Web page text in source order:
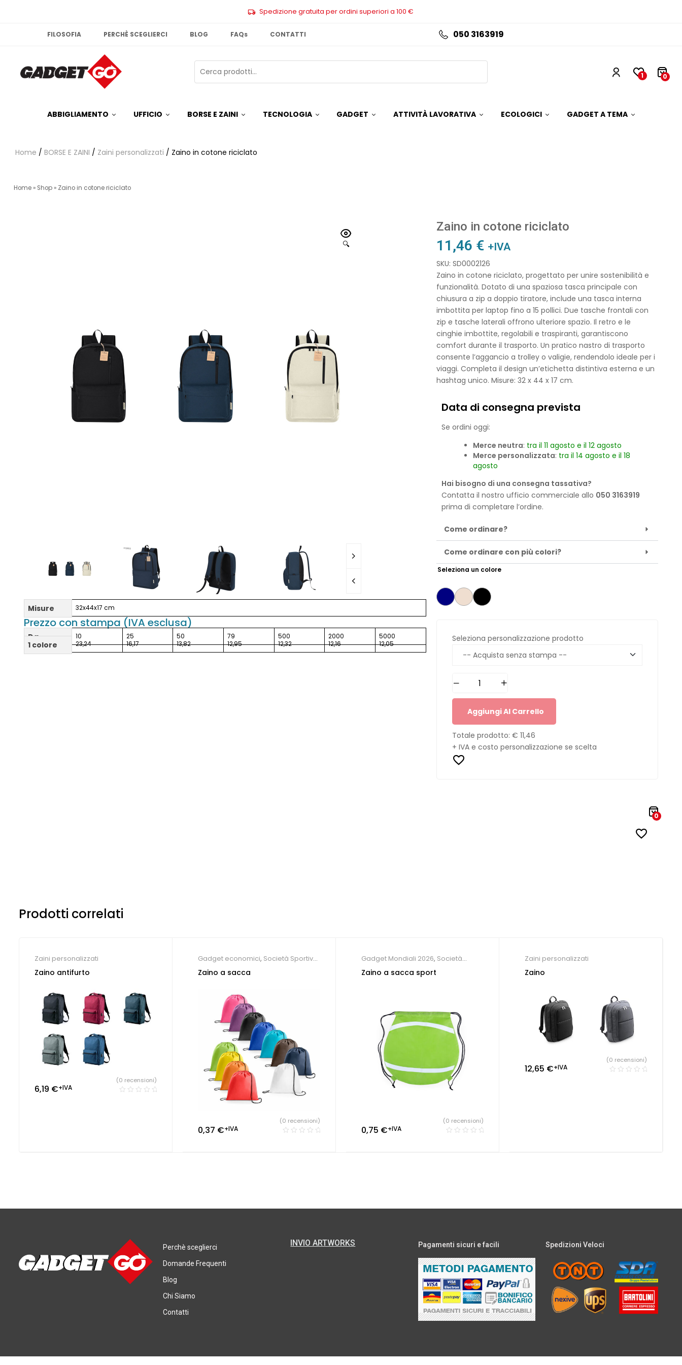
Spedizione gratuita per ordini superiori a 100 €
FILOSOFIA PERCHÈ SCEGLIERCI BLOG FAQs CONTATTI 050 3163919
1 0
ABBIGLIAMENTO UFFICIO BORSE E ZAINI TECNOLOGIA GADGET ATTIVITÀ LAVORATIVA ECOLOGICI GADGET A TEMA
Home / BORSE E ZAINI / Zaini personalizzati / Zaino in cotone riciclato
Home » Shop » Zaino in cotone riciclato
🔍
Misure 32x44x17 cm
Prezzo con stampa (IVA esclusa)
Da 10 25 50 79 500 2000 5000
1 colore 23,24 16,17 13,82 12,95 12,32 12,16 12,05
Zaino in cotone riciclato
11,46 € +IVA
SKU: SD0002126
Zaino in cotone riciclato, progettato per unire sostenibilità e
funzionalità. Dotato di una spaziosa tasca principale con
chiusura a zip a doppio tiratore, include una tasca interna
imbottita per laptop fino a 15 pollici. Due tasche frontali con
zip e tasche laterali offrono ulteriore spazio. Il retro e le
cinghie imbottite, regolabili e traspiranti, garantiscono
comfort durante il trasporto. Un pratico nastro di trasporto
consente l’aggancio a trolley o valigie, rendendolo ideale per i
viaggi. Completa il design un’etichetta distintiva esterna e un
hashtag unico. Misure: 32 x 44 x 17 cm.
Data di consegna prevista
Se ordini oggi:
Merce neutra: tra il 11 agosto e il 12 agosto
Merce personalizzata: tra il 14 agosto e il 18
agosto
Hai bisogno di una consegna tassativa?
Contatta il nostro ufficio commerciale allo 050 3163919
prima di completare l’ordine.
Come ordinare?
Come ordinare con più colori?
Seleziona un colore
Seleziona personalizzazione prodotto
Aggiungi Al Carrello
Totale prodotto: € 11,46
+ IVA e costo personalizzazione se scelta
0
Prodotti correlati
Zaini personalizzati
Zaino antifurto
6,19 €+IVA
(0 recensioni)
Gadget economici, Società Sportive
Zaini personalizzati
Zaino a sacca
0,37 €+IVA
(0 recensioni)
Gadget Mondiali 2026, Società
Sportive ,Zaini personalizzati
Zaino a sacca sport
0,75 €+IVA
(0 recensioni)
Zaini personalizzati
Zaino
12,65 €+IVA
(0 recensioni)
Perchè sceglierci
Domande Frequenti
Blog
Chi Siamo
Contatti
INVIO ARTWORKS Pagamenti sicuri e facili Spedizioni Veloci